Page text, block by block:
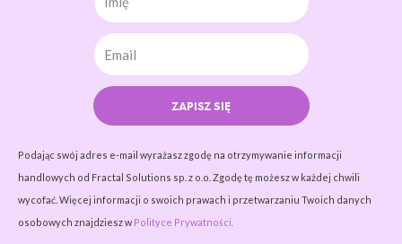
ZAPISZ SIĘ
Podając swój adres e-mail wyrażasz zgodę na otrzymywanie informacji
handlowych od Fractal Solutions sp. z o.o. Zgodę tę możesz w każdej chwili
wycofać. Więcej informacji o swoich prawach i przetwarzaniu Twoich danych
osobowych znajdziesz w Polityce Prywatności.